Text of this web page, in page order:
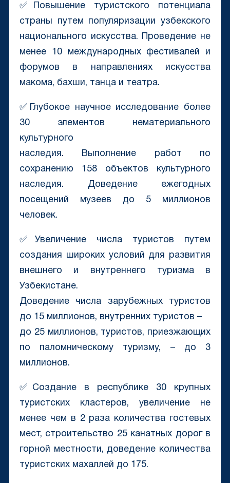
✅Повышение туристского потенциала
страны путем популяризации узбекского
национального искусства. Проведение не
менее 10 международных фестивалей и
форумов в направлениях искусства
макома, бахши, танца и театра.
✅Глубокое научное исследование более
30 элементов нематериального
культурного
наследия. Выполнение работ по
сохранению 158 объектов культурного
наследия. Доведение ежегодных
посещений музеев до 5 миллионов
человек.
✅Увеличение числа туристов путем
создания широких условий для развития
внешнего и внутреннего туризма в
Узбекистане.
Доведение числа зарубежных туристов
до 15 миллионов, внутренних туристов –
до 25 миллионов, туристов, приезжающих
по паломническому туризму, – до 3
миллионов.
✅Создание в республике 30 крупных
туристских кластеров, увеличение не
менее чем в 2 раза количества гостевых
мест, строительство 25 канатных дорог в
горной местности, доведение количества
туристских махаллей до 175.